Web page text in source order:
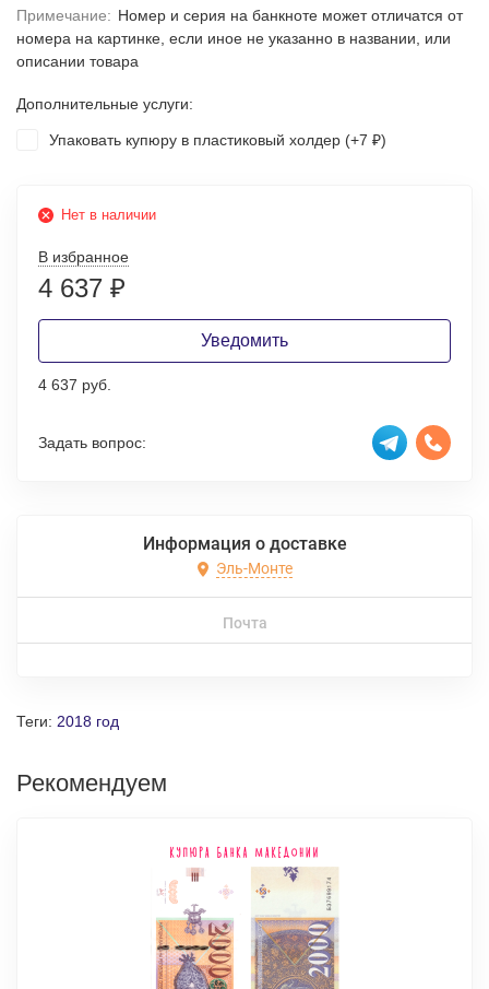
Примечание: Номер и серия на банкноте может отличатся от
номера на картинке, если иное не указанно в названии, или
описании товара
Дополнительные услуги:
Упаковать купюру в пластиковый холдер (+7 ₽)
Нет в наличии
В избранное
4 637 ₽
Уведомить
4 637 руб.
Задать вопрос:
Информация о доставке
Эль-Монте
Почта
Теги: 2018 год
Рекомендуем